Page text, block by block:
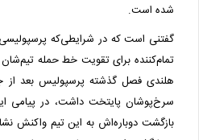
شده است.
گفتنی است که در شرایطی‌که
تمام‌کننده برای تقویت خط حمله تیم‌شان
هلندی فصل گذشته پرسپولیس بعد از
سرخ‌پوشان پایتخت داشت، در پیامی
بازگشت دوباره‌اش به این تیم واکنش